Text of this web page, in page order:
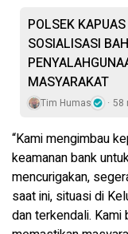
POLSEK
SOSIALISASI
MASYARAKAT
Tim Humas 58
“Kami mengimbau
keamanan bank
mencurigakan,
saat ini, situasi di
dan terkendali.